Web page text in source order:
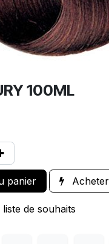
100ML
panier
de souhaits